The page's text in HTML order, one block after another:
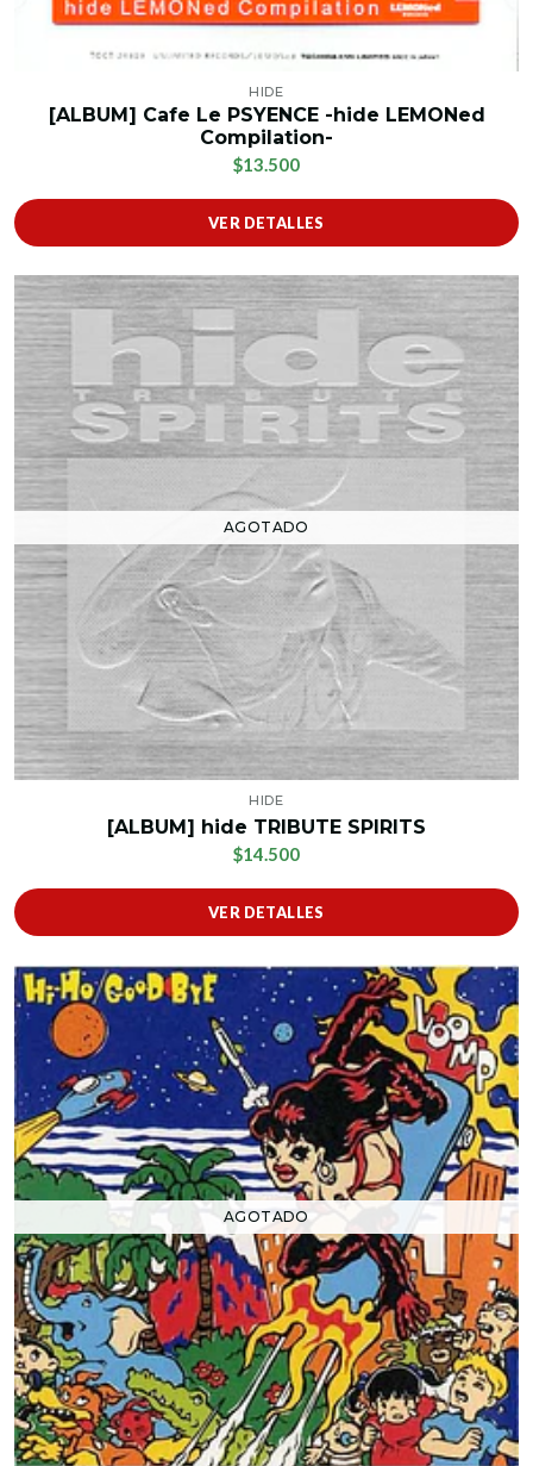
HIDE
[ALBUM] Cafe Le PSYENCE -hide LEMONed
Compilation-
$13.500
VER DETALLES
AGOTADO
HIDE
[ALBUM] hide TRIBUTE SPIRITS
$14.500
VER DETALLES
AGOTADO